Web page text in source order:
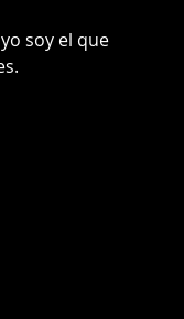
soy el que